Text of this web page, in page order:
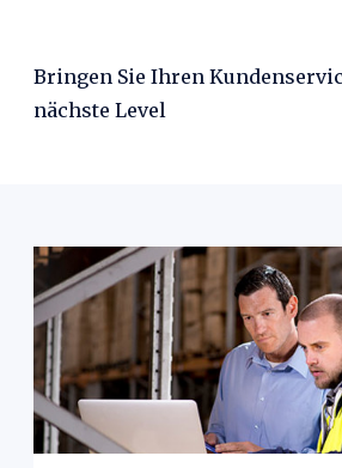
Bringen Sie Ihren
nächste Level